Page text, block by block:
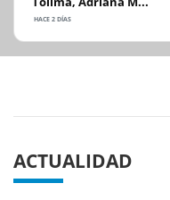
HACE 2 DÍAS
ACTUALIDAD